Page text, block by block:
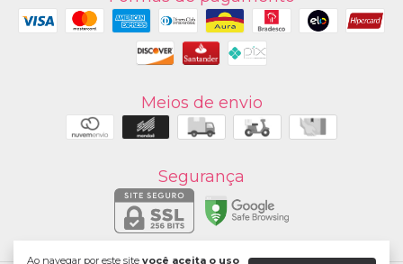
Ao navegar por este site você aceita o uso
Meios de envio
Segurança